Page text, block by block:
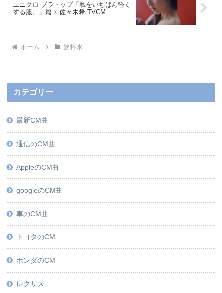
ユニクロ ブラトップ「私をいちばん軽く
する服。」篇 × 佐々木希 TVCM
ホーム 飲料水
カテゴリー
最新CM曲
通信のCM曲
AppleのCM曲
googleのCM曲
車のCM曲
トヨタのCM
ホンダのCM
レクサス